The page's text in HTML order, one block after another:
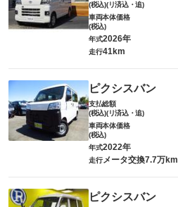
(税込)(リ済込・追)
車両本体価格
(税込)
年式2026年
走行41km
ピクシスバン
支払総額
(税込)(リ済込・追)
車両本体価格
(税込)
年式2022年
走行メータ交換7.7万km
ピクシスバン